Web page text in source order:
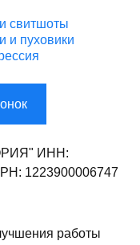
свитшоты
и пуховики
ИНН:
1223900006747
работы